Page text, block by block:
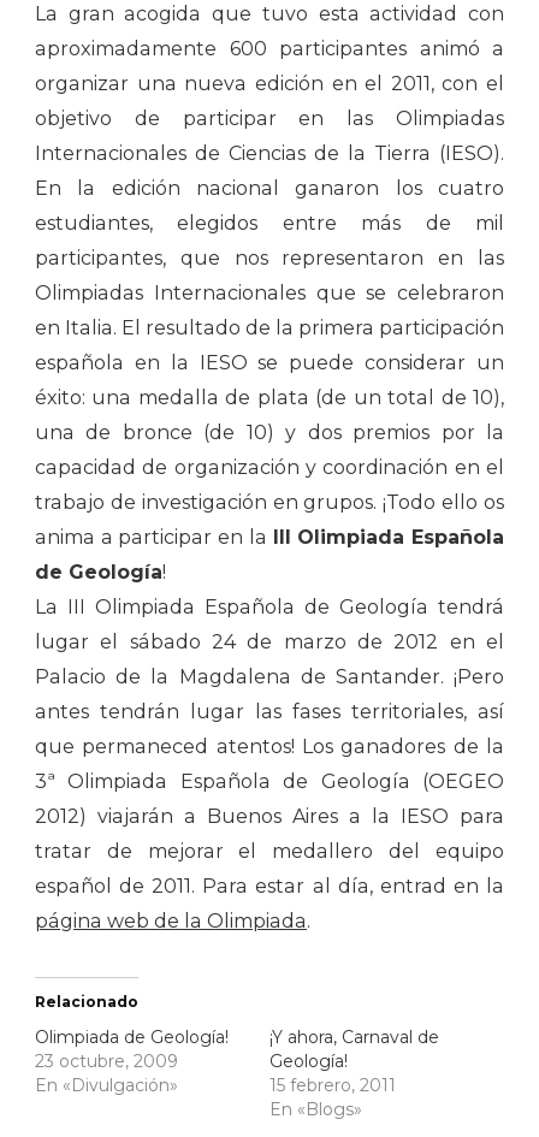
La gran acogida que tuvo esta actividad con
aproximadamente 600 participantes animó a
organizar una nueva edición en el 2011, con el
objetivo de participar en las Olimpiadas
Internacionales de Ciencias de la Tierra (IESO).
En la edición nacional ganaron los cuatro
estudiantes, elegidos entre más de mil
participantes, que nos representaron en las
Olimpiadas Internacionales que se celebraron
en Italia. El resultado de la primera participación
española en la IESO se puede considerar un
éxito: una medalla de plata (de un total de 10),
una de bronce (de 10) y dos premios por la
capacidad de organización y coordinación en el
trabajo de investigación en grupos. ¡Todo ello os
anima a participar en la III Olimpiada Española
de Geología!
La III Olimpiada Española de Geología tendrá
lugar el sábado 24 de marzo de 2012 en el
Palacio de la Magdalena de Santander. ¡Pero
antes tendrán lugar las fases territoriales, así
que permaneced atentos! Los ganadores de la
3ª Olimpiada Española de Geología (OEGEO
2012) viajarán a Buenos Aires a la IESO para
tratar de mejorar el medallero del equipo
español de 2011. Para estar al día, entrad en la
página web de la Olimpiada.
Relacionado
Olimpiada de Geología!
23 octubre, 2009
En «Divulgación»
¡Y ahora, Carnaval de
Geología!
15 febrero, 2011
En «Blogs»